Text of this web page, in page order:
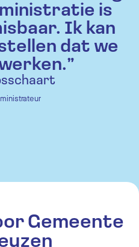
is
Ik kan
dat we
Gemeente